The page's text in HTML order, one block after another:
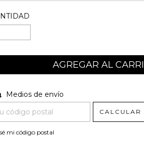
para el CP:
Medios de envío
CALCULAR
mi código postal